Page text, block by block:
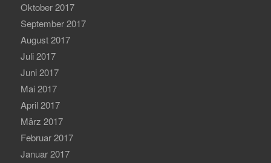
Oktober 2017
September 2017
August 2017
Juli 2017
Juni 2017
Mai 2017
April 2017
März 2017
Februar 2017
Januar 2017